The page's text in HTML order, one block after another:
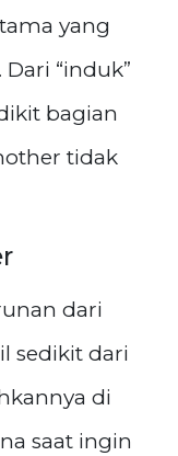
yang
“induk”
bagian
tidak
dari
sedikit dari
di
saat ingin